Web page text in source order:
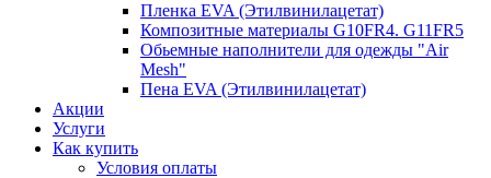
Пленка EVA (Этилвинилацетат)
Композитные материалы G10FR4. G11FR5
Обьемные наполнители для одежды "Air
Mesh"
Пена EVA (Этилвинилацетат)
Акции
Услуги
Как купить
Условия оплаты